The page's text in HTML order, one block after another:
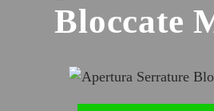
Bloccate